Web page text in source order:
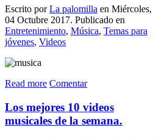
Escrito porLa palomilla en Miércoles,
04 Octubre 2017. Publicado en
Entretenimiento, Música, Temas para
jóvenes, Videos
Read more Comentar
Los mejores 10 videos
musicales de la semana.